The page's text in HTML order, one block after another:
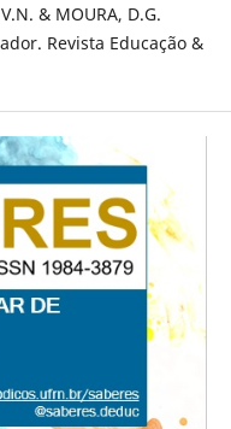
& MOURA, D.G.
Revista Educação &